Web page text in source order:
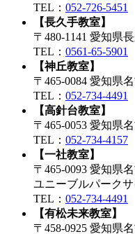
TEL： 052-726-5451
【長久手教室】
〒480-1141 愛知県
TEL： 0561-65-5901
【神丘教室】
〒465-0084 愛知県
TEL： 052-734-4491
【高針台教室】
〒465-0053 愛知県
TEL： 052-734-4157
【一社教室】
〒465-0093 愛知県
ユニーブルパーク
TEL： 052-734-4491
【有松未来教室】
〒458-0925 愛知県